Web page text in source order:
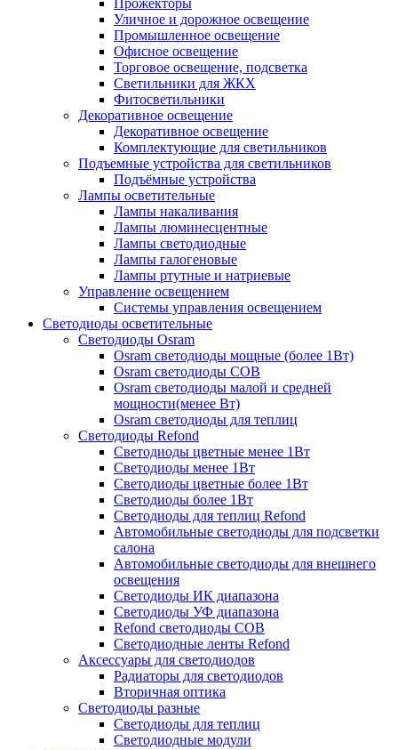
Уличное и дорожное освещение
Промышленное освещение
Офисное освещение
Торговое освещение, подсветка
Светильники для ЖКХ
Фитосветильники
Декоративное освещение
Декоративное освещение
Комплектующие для светильников
Подъемные устройства для светильников
Подъёмные устройства
Лампы осветительные
Лампы накаливания
Лампы люминесцентные
Лампы светодиодные
Лампы галогеновые
Лампы ртутные и натриевые
Управление освещением
Системы управления освещением
Светодиоды осветительные
Светодиоды Osram
Osram светодиоды мощные (более 1Вт)
Osram светодиоды COB
Osram светодиоды малой и средней
мощности(менее Вт)
Osram светодиоды для теплиц
Светодиоды Refond
Светодиоды цветные менее 1Вт
Светодиоды менее 1Вт
Светодиоды цветные более 1Вт
Светодиоды более 1Вт
Светодиоды для теплиц Refond
Автомобильные светодиоды для подсветки
салона
Автомобильные светодиоды для внешнего
освещения
Светодиоды ИК диапазона
Светодиоды УФ диапазона
Refond светодиоды COB
Светодиодные ленты Refond
Аксессуары для светодиодов
Радиаторы для светодиодов
Вторичная оптика
Светодиоды разные
Светодиоды для теплиц
Светодиодные модули